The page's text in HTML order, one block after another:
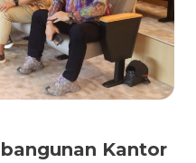
Kantor